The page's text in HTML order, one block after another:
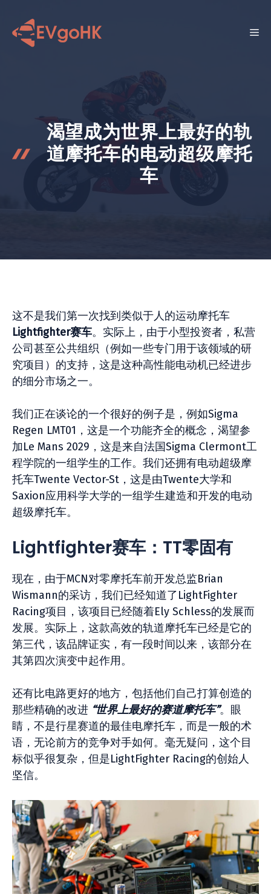
菜
渴望成为世界上最好的轨
道摩托车的电动超级摩托
车
这不是我们第一次找到类似于人的运动摩托车
Lightfighter赛车。实际上，由于小型投资者，私营
公司甚至公共组织（例如一些专门用于该领域的研
究项目）的支持，这是这种高性能电动机已经进步
的细分市场之一。
我们正在谈论的一个很好的例子是，例如Sigma
Regen LMT01，这是一个功能齐全的概念，渴望参
加Le Mans 2029，这是来自法国Sigma Clermont工
程学院的一组学生的工作。我们还拥有电动超级摩
托车Twente Vector-St，这是由Twente大学和
Saxion应用科学大学的一组学生建造和开发的电动
超级摩托车。
Lightfighter赛车：TT零固有
现在，由于MCN对零摩托车前开发总监Brian
Wismann的采访，我们已经知道了LightFighter
Racing项目，该项目已经随着Ely Schless的发展而
发展。实际上，这款高效的轨道摩托车已经是它的
第三代，该品牌证实，有一段时间以来，该部分在
其第四次演变中起作用。
还有比电路更好的地方，包括他们自己打算创造的
那些精确的改进 “世界上最好的赛道摩托车”。眼
睛，不是行星赛道的最佳电摩托车，而是一般的术
语，无论前方的竞争对手如何。毫无疑问，这个目
标似乎很复杂，但是LightFighter Racing的创始人
坚信。